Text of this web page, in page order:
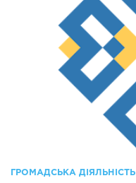
ГРОМАДСЬКА ДІЯЛЬНІСТЬ